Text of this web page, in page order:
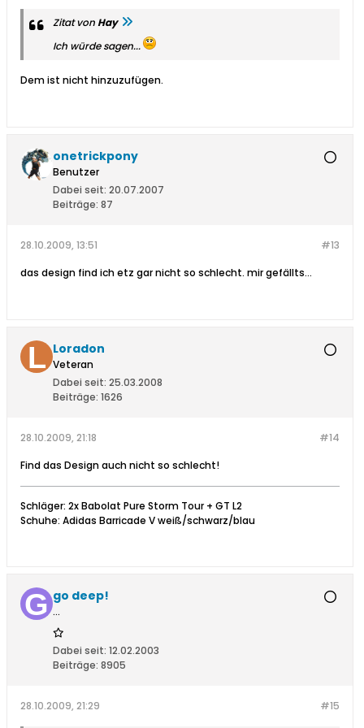
Zitat vonHay
Ich würde sagen...
Dem ist nicht hinzuzufügen.
onetrickpony
Benutzer
Dabei seit: 20.07.2007
Beiträge: 87
#13
28.10.2009, 13:51
das design find ich etz gar nicht so schlecht. mir gefällts...
Loradon
Veteran
Dabei seit: 25.03.2008
Beiträge: 1626
#14
28.10.2009, 21:18
Find das Design auch nicht so schlecht!
Schläger: 2x Babolat Pure Storm Tour + GT L2
Schuhe: Adidas Barricade V weiß/schwarz/blau
go deep!
...
Dabei seit: 12.02.2003
Beiträge: 8905
#15
28.10.2009, 21:29